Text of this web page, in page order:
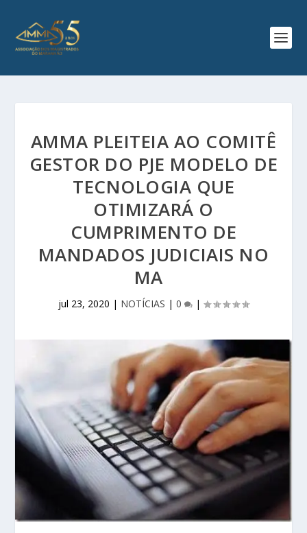
AMMA PLEITEIA AO COMITÊ
GESTOR DO PJE MODELO DE
TECNOLOGIA QUE
OTIMIZARÁ O
CUMPRIMENTO DE
MANDADOS JUDICIAIS NO
MA
jul 23, 2020 | NOTÍCIAS | 0 |